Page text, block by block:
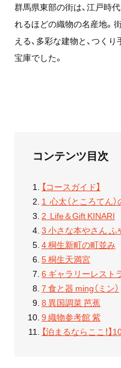
群馬県東部の街は、江戸時
れるほどの織物の名産地。
える、多彩な建物と、つく
宝庫でした。
コンテンツ目次
【コースガイド】
1 心太（ところてん
2 Life＆Gift KINARI
3 小さな本やさん ふ
4 桐生新町の町並み
5 桐生天満宮
6 ギャラリーレスト
7 食と器 ming（ミン）
8 異国調菜 芭蕉
9 織物参考館 紫
【泊まるならここ！